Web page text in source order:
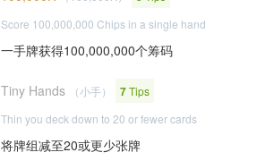
Score 100,000,000 Chips in a single hand
一手牌获得100,000,000个筹码
Tiny Hands （小手） 7Tips
Thin you deck down to 20 or fewer cards
将牌组减至20或更少张牌